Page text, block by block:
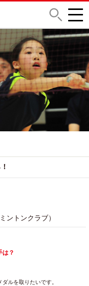
ントンクラブ）
は？
ルを取りたいです。